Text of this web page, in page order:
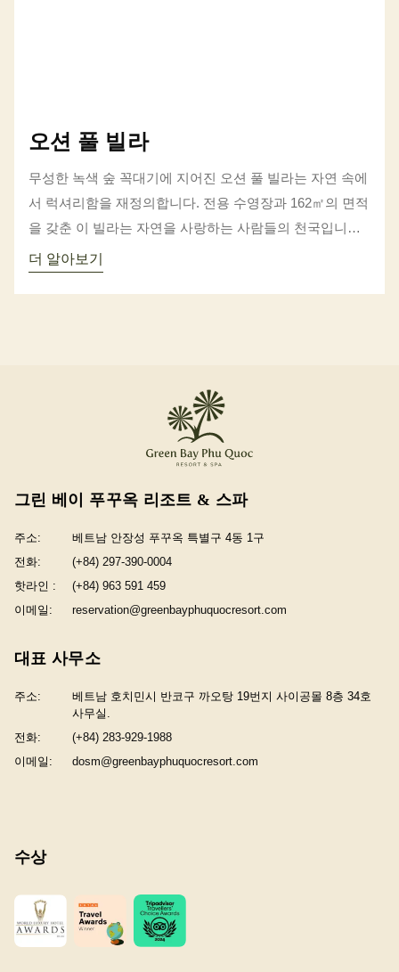
오션 풀 빌라
무성한 녹색 숲 꼭대기에 지어진 오션 풀 빌라는 자연 속에
서 럭셔리함을 재정의합니다. 전용 수영장과 162㎡의 면적
을 갖춘 이 빌라는 자연을 사랑하는 사람들의 천국입니다.
독특하게 손으로 만든 가구와 세련되고 소박한 스타일로
장식된 각 빌라는 편안함과 시그니처 스타일의 완벽한 조
더 알아보기
그린 베이 푸꾸옥 리조트 & 스파
주소:
베트남 안장성 푸꾸옥 특별구 4동 1구
전화:
(+84) 297-390-0004
핫라인 :
(+84) 963 591 459
이메일:
reservation@greenbayphuquocresort.com
수상
대표 사무소
주소:
베트남 호치민시 반코구 까오탕 19번지 사이공몰 8층 34호
사무실.
전화:
(+84) 283-929-1988
이메일:
dosm@greenbayphuquocresort.com